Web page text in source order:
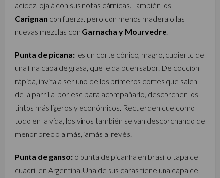
acidez, ojalá con sus notas cárnicas. También los
Carignan con fuerza, pero con menos madera o las
nuevas mezclas con Garnacha y Mourvedre.
Punta de picana: es un corte cónico, magro, cubierto de
una fina capa de grasa, que le da buen sabor. De cocción
rápida, invita a ser uno de los primeros cortes que salen
de la parrilla, por eso para acompañarlo, descorchen los
tintos más ligeros y económicos. Recuerden que como
todo en la vida, los vinos también se van descorchando de
menor precio a más, jamás al revés.
Punta de ganso: o punta de picanha en brasil o tapa de
cuadril en Argentina. Una de sus caras tiene una capa de